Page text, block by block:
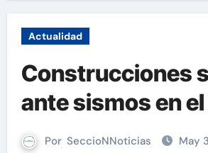
Actualidad
Construcciones
ante sismos en
Por SeccioNNoticias May